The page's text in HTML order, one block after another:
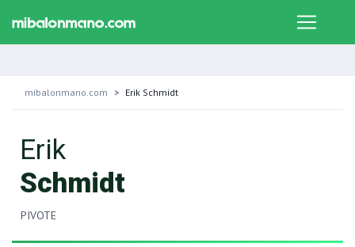
mibalonmano.com Erik Schmidt
Erik
Schmidt
PIVOTE